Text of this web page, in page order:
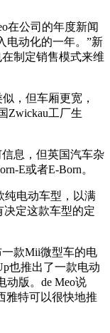
在公司的年度新闻
电动化的一年。”新
制定销售模式来维
，但车厢更宽，
Zwickau工厂生
息，但英国汽车杂
E或者E-Born。
纯电动车型，以满
决定这款车型的定
款Mii微型车的电
也推出了一款电动
动版。de Meo说
雅特可以很快地推